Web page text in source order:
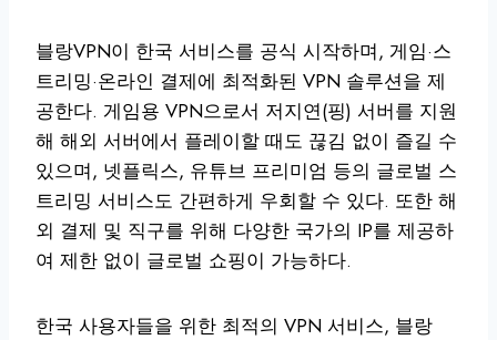
블랑VPN이 한국 서비스를 공식 시작하며, 게임·스
트리밍·온라인 결제에 최적화된 VPN 솔루션을 제
공한다. 게임용 VPN으로서 저지연(핑) 서버를 지원
해 해외 서버에서 플레이할 때도 끊김 없이 즐길 수
있으며, 넷플릭스, 유튜브 프리미엄 등의 글로벌 스
트리밍 서비스도 간편하게 우회할 수 있다. 또한 해
외 결제 및 직구를 위해 다양한 국가의 IP를 제공하
여 제한 없이 글로벌 쇼핑이 가능하다.
한국 사용자들을 위한 최적의 VPN 서비스, 블랑